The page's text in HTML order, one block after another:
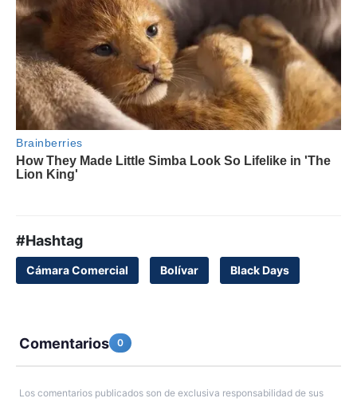
#Hashtag
Cámara Comercial Bolívar Black Days
Comentarios 0
Los comentarios publicados son de exclusiva responsabilidad de sus